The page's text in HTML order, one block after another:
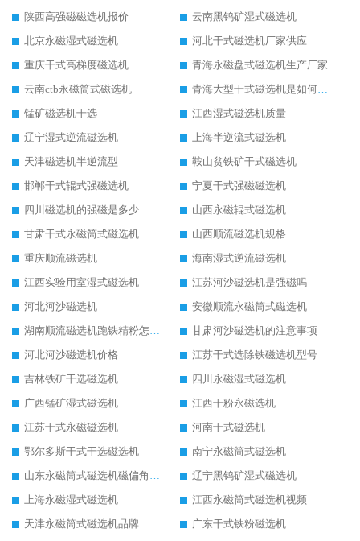
陕西高强磁磁选机报价
云南黑钨矿湿式磁选机
北京永磁湿式磁选机
河北干式磁选机厂家供应
重庆干式高梯度磁选机
青海永磁盘式磁选机生产厂家
云南ctb永磁筒式磁选机
青海大型干式磁选机是如何选矿的
锰矿磁选机干选
江西湿式磁选机质量
辽宁湿式逆流磁选机
上海半逆流式磁选机
天津磁选机半逆流型
鞍山贫铁矿干式磁选机
邯郸干式辊式强磁选机
宁夏干式强磁磁选机
四川磁选机的强磁是多少
山西永磁辊式磁选机
甘肃干式永磁筒式磁选机
山西顺流磁选机规格
重庆顺流磁选机
海南湿式逆流磁选机
江西实验用室湿式磁选机
江苏河沙磁选机是强磁吗
河北河沙磁选机
安徽顺流永磁筒式磁选机
湖南顺流磁选机跑铁精粉怎么处理
甘肃河沙磁选机的注意事项
河北河沙磁选机价格
江苏干式选除铁磁选机型号
吉林铁矿干选磁选机
四川永磁湿式磁选机
广西锰矿湿式磁选机
江西干粉永磁选机
江苏干式永磁磁选机
河南干式磁选机
鄂尔多斯干式干选磁选机
南宁永磁筒式磁选机
山东永磁筒式磁选机磁偏角怎么调整
辽宁黑钨矿湿式磁选机
上海永磁湿式磁选机
江西永磁筒式磁选机视频
天津永磁筒式磁选机品牌
广东干式铁粉磁选机